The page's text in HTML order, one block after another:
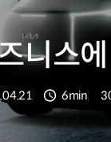
니스
분량
6min